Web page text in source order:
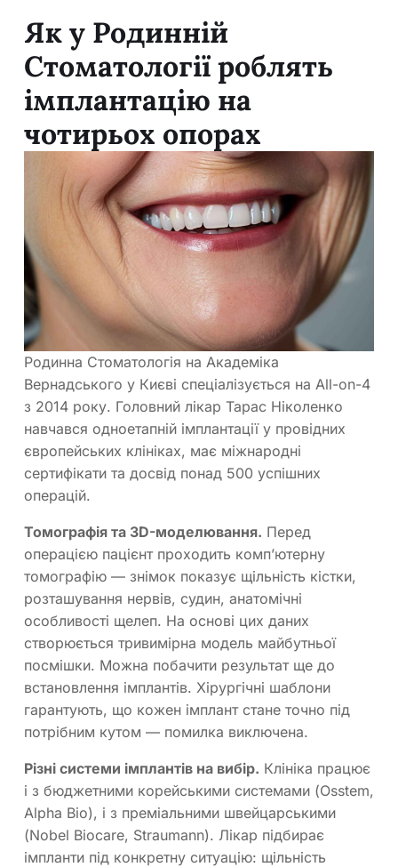
Як у Родинній
Стоматології роблять
імплантацію на
чотирьох опорах
Родинна Стоматологія на Академіка
Вернадського у Києві спеціалізується на All-on-4
з 2014 року. Головний лікар Тарас Ніколенко
навчався одноетапній імплантації у провідних
європейських клініках, має міжнародні
сертифікати та досвід понад 500 успішних
операцій.
Томографія та 3D-моделювання. Перед
операцією пацієнт проходить комп’ютерну
томографію — знімок показує щільність кістки,
розташування нервів, судин, анатомічні
особливості щелеп. На основі цих даних
створюється тривимірна модель майбутньої
посмішки. Можна побачити результат ще до
встановлення імплантів. Хірургічні шаблони
гарантують, що кожен імплант стане точно під
потрібним кутом — помилка виключена.
Різні системи імплантів на вибір. Клініка працює
і з бюджетними корейськими системами (Osstem,
Alpha Bio), і з преміальними швейцарськими
(Nobel Biocare, Straumann). Лікар підбирає
імпланти під конкретну ситуацію: щільність